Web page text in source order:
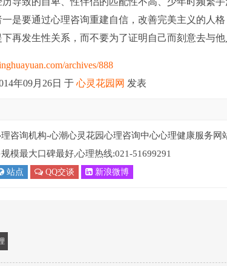
是要通过心理咨询重建自信，改善完美主义的人
再发生性关系，而不要为了证明自己而刻意去与他
archives/888
年09月26日于心灵花园网 发表
理咨询机构-心潮心灵花园心理咨询中心心理健康服务
模最大口碑最好,心理热线:021-51699291
站点 QQ交谈 新浪微博